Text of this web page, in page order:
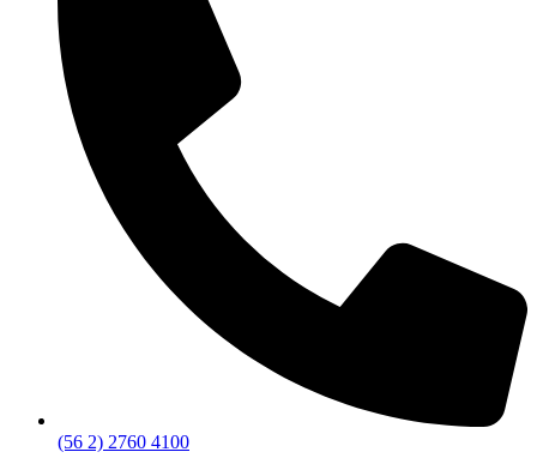
(56 2) 2760 4100